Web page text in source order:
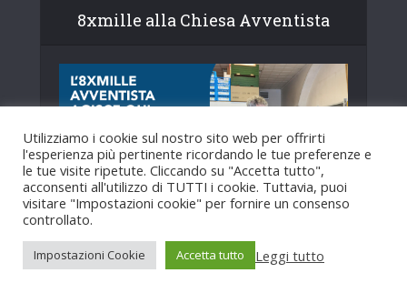
8xmille alla Chiesa Avventista
Copyright © 2025. Creato daHopeMedia Italia
Utilizziamo i cookie sul nostro sito web per offrirti
l'esperienza più pertinente ricordando le tue preferenze e
le tue visite ripetute. Cliccando su "Accetta tutto",
acconsenti all'utilizzo di TUTTI i cookie. Tuttavia, puoi
visitare "Impostazioni cookie" per fornire un consenso
controllato.
Impostazioni Cookie Accetta tutto
Leggi tutto